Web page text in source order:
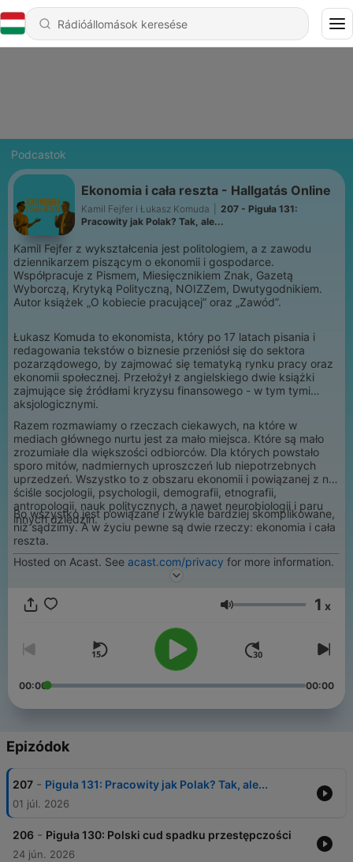
Podcastok
Ekonomia i cała reszta - Hallgatás Online
Kamil Fejfer i Łukasz Komuda
207 - Piguła 131:
Pracowity jak Polak? Tak, ale...
Kamil Fejfer z wykształcenia jest politologiem, a z zawodu
dziennikarzem piszącym o ekonomii i gospodarce.
Współpracuje z Pismem, Miesięcznikiem Znak, Gazetą
Wyborczą, Krytyką Polityczną, NOIZZem, Dwutygodnikiem.
Autor książek „O kobiecie pracującej” oraz „Zawód”.
Łukasz Komuda to ekonomista, który po 17 latach pisania i
redagowania tekstów o biznesie przeniósł się do sektora
pozarządowego, by zajmować się tematyką rynku pracy oraz
ekonomii społecznej. Przełożył z angielskiego dwie książki
zajmujące się źródłami kryzysu finansowego - w tym tymi
aksjologicznymi.
Razem rozmawiamy o rzeczach ciekawych, na które w
mediach głównego nurtu jest za mało miejsca. Które są mało
zrozumiałe dla większości odbiorców. Dla których powstało
sporo mitów, nadmiernych uproszczeń lub niepotrzebnych
uprzedzeń. Wszystko to z obszaru ekonomii i powiązanej z nią
ściśle socjologii, psychologii, demografii, etnografii,
antropologii, nauk politycznych, a nawet neurobiologii i paru
innych dziedzin.
Bo wszystko jest powiązane i zwykle bardziej skomplikowane,
niż sądzimy. A w życiu pewne są dwie rzeczy: ekonomia i cała
reszta.
Hosted on Acast. See acast.com/privacy for more information.
Hangerő 1 x
00:00 00:00
Epizódok
207 - Piguła 131: Pracowity jak Polak? Tak, ale...
01 júl. 2026
206 - Piguła 130: Polski cud spadku przestępczości
24 jún. 2026